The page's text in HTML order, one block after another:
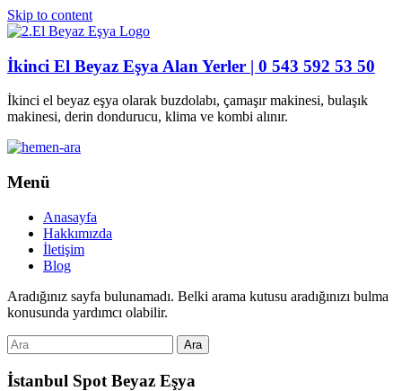
Skip to content
İkinci El Beyaz Eşya Alan Yerler | 0 543 592 53 50
İkinci el beyaz eşya olarak buzdolabı, çamaşır makinesi, bulaşık
makinesi, derin dondurucu, klima ve kombi alınır.
Menü
Anasayfa
Hakkımızda
İletişim
Blog
Aradığınız sayfa bulunamadı. Belki arama kutusu aradığınızı bulma
konusunda yardımcı olabilir.
İstanbul Spot Beyaz Eşya